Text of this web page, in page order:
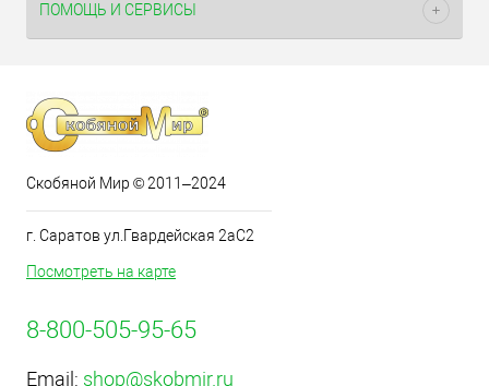
ПОМОЩЬ И СЕРВИСЫ
Скобяной Мир © 2011–2024
г. Саратов ул.Гвардейская 2аС2
Посмотреть на карте
8-800-505-95-65
Email: shop@skobmir.ru